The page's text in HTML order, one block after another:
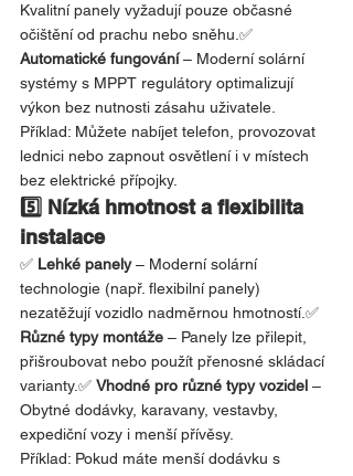
Kvalitní panely vyžadují pouze občasné
očištění od prachu nebo sněhu.✅
Automatické fungování – Moderní solární
systémy s MPPT regulátory optimalizují
výkon bez nutnosti zásahu uživatele.
Příklad: Můžete nabíjet telefon, provozovat
lednici nebo zapnout osvětlení i v místech
bez elektrické přípojky.
5️⃣ Nízká hmotnost a flexibilita
instalace
✅ Lehké panely – Moderní solární
technologie (např. flexibilní panely)
nezatěžují vozidlo nadměrnou hmotností.✅
Různé typy montáže – Panely lze přilepit,
přišroubovat nebo použít přenosné skládací
varianty.✅ Vhodné pro různé typy vozidel –
Obytné dodávky, karavany, vestavby,
expediční vozy i menší přívěsy.
Příklad: Pokud máte menší dodávku s